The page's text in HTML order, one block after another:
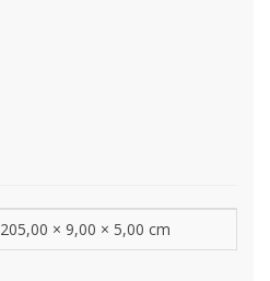
205,00 × 9,00 × 5,00 cm